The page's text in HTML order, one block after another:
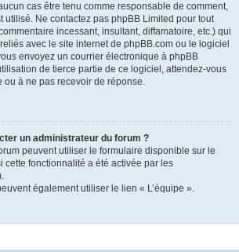
cas être tenu comme responsable de comment,
utilisé. Ne contactez pas phpBB Limited pour tout
incessant, insultant, diffamatoire, etc.) qui
avec le site internet de phpBB.com ou le logiciel
envoyez un courrier électronique à phpBB
de tierce partie de ce logiciel, attendez-vous
à ne pas recevoir de réponse.
un administrateur du forum ?
peuvent utiliser le formulaire disponible sur le
cette fonctionnalité a été activée par les
également utiliser le lien « L’équipe ».